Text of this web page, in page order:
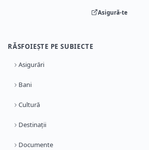
Asigură-te
RĂSFOIEȘTE PE SUBIECTE
Asigurări
Bani
Cultură
Destinații
Documente